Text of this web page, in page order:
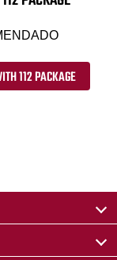
112 PACKAGE